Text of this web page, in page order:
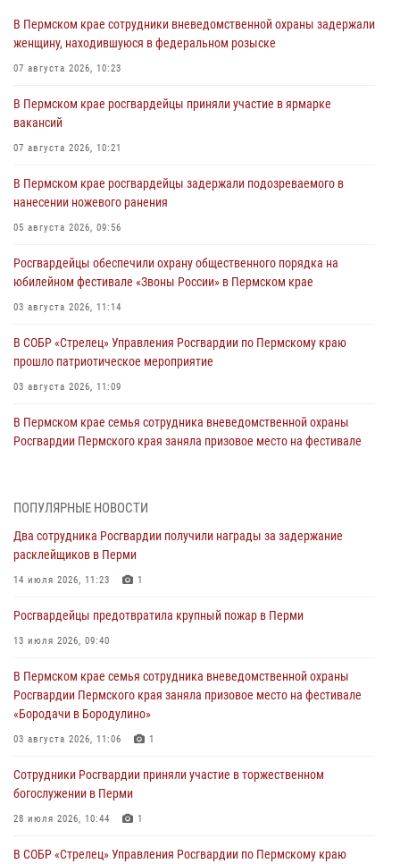
В Пермском крае сотрудники вневедомственной охраны задержали
женщину, находившуюся в федеральном розыске
07 августа 2026, 10:23
В Пермском крае росгвардейцы приняли участие в ярмарке
вакансий
07 августа 2026, 10:21
В Пермском крае росгвардейцы задержали подозреваемого в
нанесении ножевого ранения
05 августа 2026, 09:56
Росгвардейцы обеспечили охрану общественного порядка на
юбилейном фестивале «Звоны России» в Пермском крае
03 августа 2026, 11:14
В СОБР «Стрелец» Управления Росгвардии по Пермскому краю
прошло патриотическое мероприятие
03 августа 2026, 11:09
В Пермском крае семья сотрудника вневедомственной охраны
Росгвардии Пермского края заняла призовое место на фестивале
юных спортсменов
03 августа 2026, 10:59
30 июля 2026, 05:19
богослужении в Перми
28 июля 2026, 10:44
Росгвардейцы оказали силовую поддержку при задержании
28 июля 2026, 06:15
ПОПУЛЯРНЫЕ НОВОСТИ
Два сотрудника Росгвардии получили награды за задержание
расклейщиков в Перми
14 июля 2026, 11:23 1
Росгвардейцы предотвратила крупный пожар в Перми
13 июля 2026, 09:40
В Пермском крае семья сотрудника вневедомственной охраны
Росгвардии Пермского края заняла призовое место на фестивале
«Бородачи в Бородулино»
03 августа 2026, 11:06 1
Сотрудники Росгвардии приняли участие в торжественном
богослужении в Перми
28 июля 2026, 10:44 1
В СОБР «Стрелец» Управления Росгвардии по Пермскому краю